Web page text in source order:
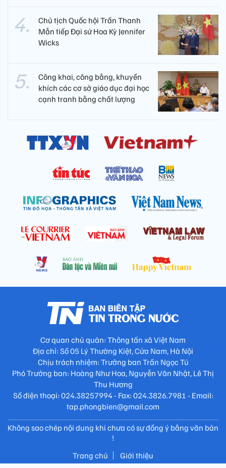
Chủ tịch Quốc hội Trần Thanh
Mẫn tiếp Đại sứ Hoa Kỳ Jennifer
Wicks
Công khai, công bằng, khuyến
khích các cơ sở giáo dục đại học
cạnh tranh bằng chất lượng​
Cơ quan chủ quản: Thông tấn xã Việt Nam
Địa chỉ: Số 05 Lý Thường Kiệt, Cửa Nam, Hà Nội
Chịu trách nhiệm: Trưởng ban Trần Ngọc Tú
Phó Trưởng ban: Hoàng Như Hoa, Nguyễn Văn Nhật, Lê Thị
Thu Hương
Số điện thoại: 024.38257994 - Fax: 024.3826.7981 - Email:
tap.phongbien@gmail.com
Không sao chép nội dung khi chưa có sự đồng ý bằng văn bản
!
Trang chủ
Giới thiệu